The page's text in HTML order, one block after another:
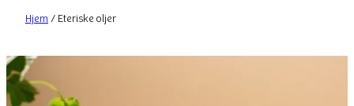
Hjem/ Eteriske oljer